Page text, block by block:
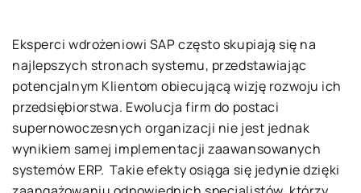
Eksperci wdrożeniowi SAP często skupiają się na
najlepszych stronach systemu, przedstawiając
potencjalnym Klientom obiecującą wizję rozwoju ich
przedsiębiorstwa. Ewolucja firm do postaci
supernowoczesnych organizacji nie jest jednak
wynikiem samej implementacji zaawansowanych
systemów ERP. Takie efekty osiąga się jedynie dzięki